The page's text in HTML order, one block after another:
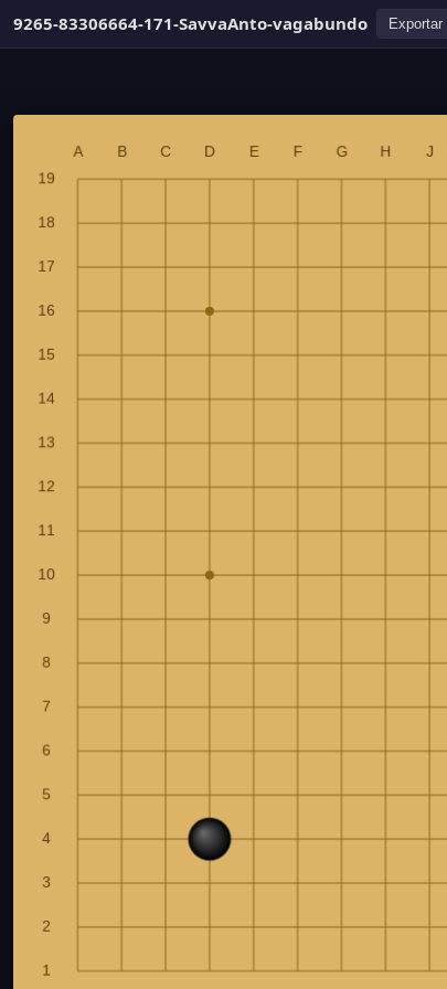
9265-83306664-171-SavvaAnto-vagabundo Exportar